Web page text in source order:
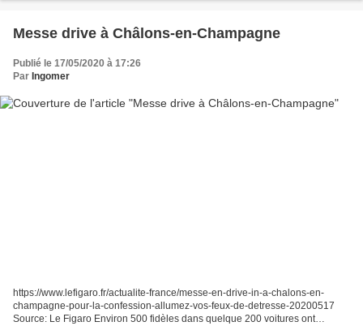
Messe drive à Châlons-en-Champagne
Publié le 17/05/2020 à 17:26
Par Ingomer
https://www.lefigaro.fr/actualite-france/messe-en-drive-in-a-chalons-en-
champagne-pour-la-confession-allumez-vos-feux-de-detresse-20200517
Source: Le Figaro Environ 500 fidèles dans quelque 200 voitures ont